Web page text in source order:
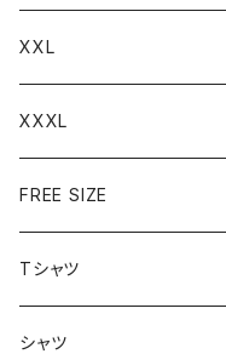
XXL
XXXL
FREE SIZE
Tシャツ
半袖
シャツ